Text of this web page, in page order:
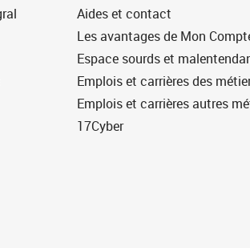
Aides et contact
Les avantages de Mon
Espace sourds et
Emplois et carrières des
Emplois et carrières autres
17Cyber